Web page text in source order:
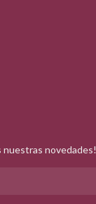
nuestras novedades!